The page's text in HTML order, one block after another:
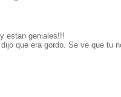
estan geniales!!!
que era gordo. Se ve que tu